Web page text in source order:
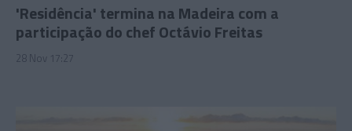
'Residência' termina na Madeira com a
participação do chef Octávio Freitas
28 Nov 17:27